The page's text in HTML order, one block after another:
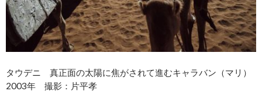
タウデニ 真正面の太陽に焦がされて進むキャラバン（マリ）
2003年 撮影：片平孝